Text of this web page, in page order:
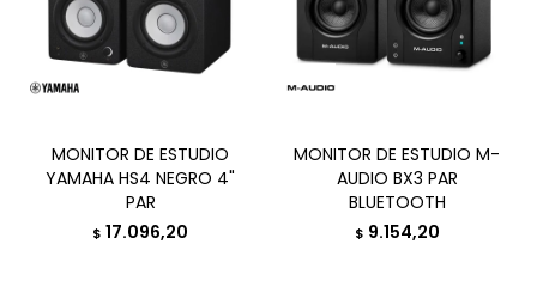
MONITOR DE ESTUDIO
YAMAHA HS4 NEGRO 4"
PAR
$ 17.096,20
MONITOR DE ESTUDIO M-
AUDIO BX3 PAR
BLUETOOTH
$ 9.154,20